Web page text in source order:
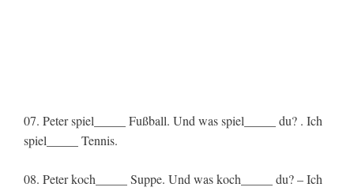
07. Peter spiel_____ Fußball. Und was spiel_____ du? . Ich
spiel_____ Tennis.
08. Peter koch_____ Suppe. Und was koch_____ du? – Ich